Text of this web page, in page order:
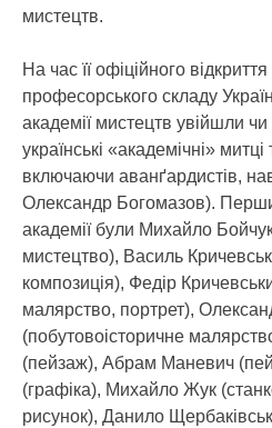
мистецтв.
На час її офіційного
професорського складу
академії мистецтв увійшли
українські «академічні»
включаючи аванґардистів,
Олександр Богомазов).
академії були Михайло
мистецтво), Василь
композиція), Федір
малярство, портрет),
(побутовоісторичне
(пейзаж), Абрам Маневич
(графіка), Михайло Жук
рисунок), Данило